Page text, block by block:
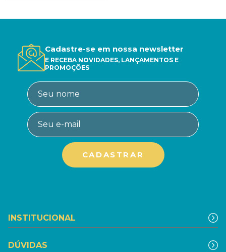
Cadastre-se em nossa newsletter
E RECEBA NOVIDADES, LANÇAMENTOS E
PROMOÇÕES
INSTITUCIONAL
DÚVIDAS